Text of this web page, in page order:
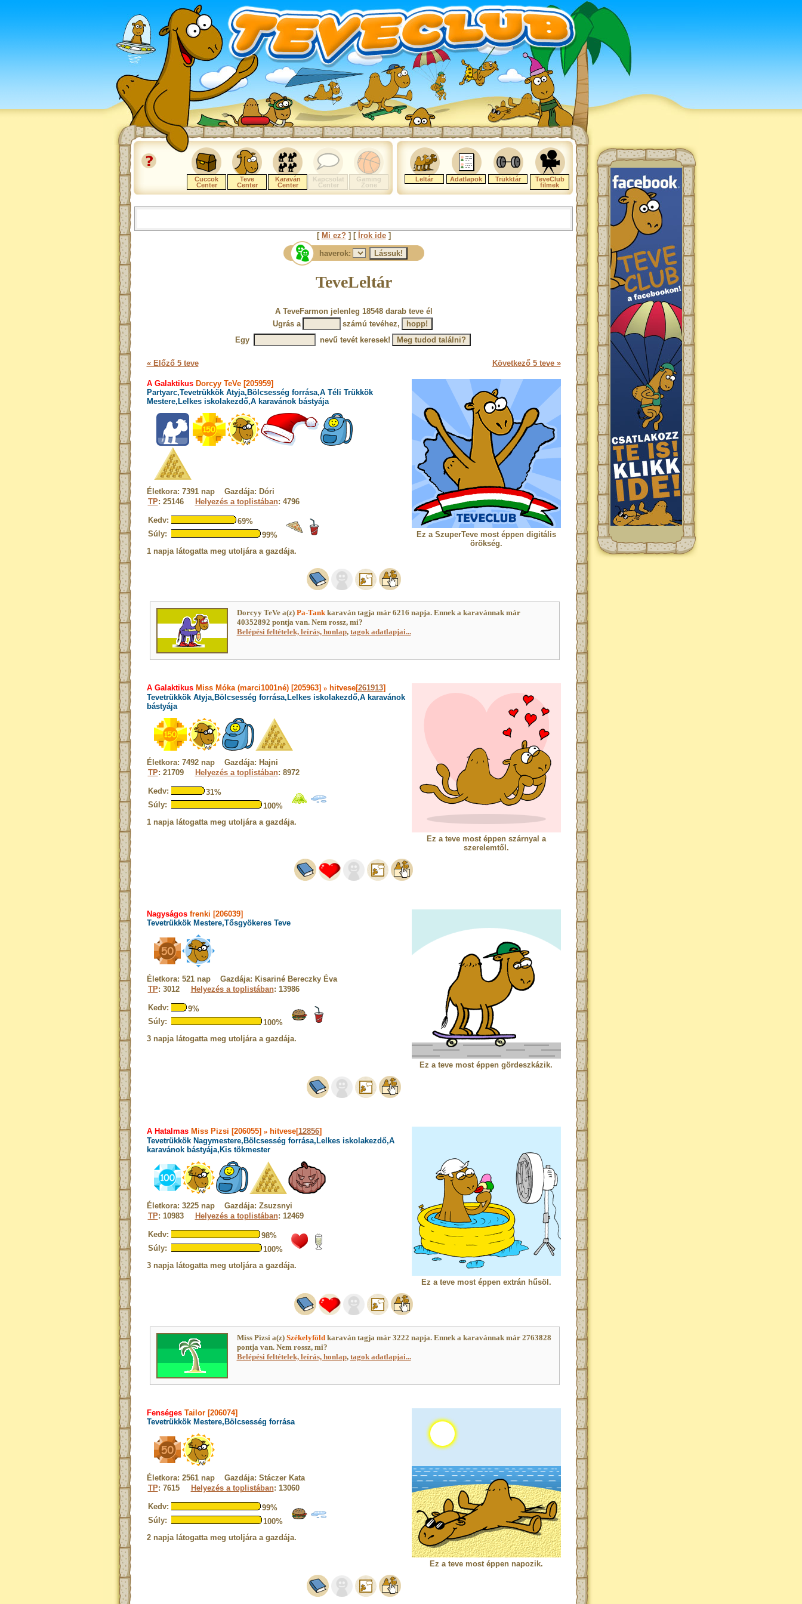
Cuccok
Center
Teve
Center
Karaván
Center
Kapcsolat
Center
Gaming
Zone
Leltár Adatlapok Trükktár
TeveClub
filmek
[ Mi ez?] [ Írok ide]
haverok:
TeveLeltár
A TeveFarmon jelenleg 18548 darab teve él
Ugrás a
számú tevéhez,
Egy
nevű tevét keresek!
« Előző 5 teve Következő 5 teve »
A GalaktikusDorcyy TeVe [205959]
Partyarc,Tevetrükkök Atyja,Bölcsesség forrása,A Téli Trükkök
Mestere,Lelkes iskolakezdő,A karavánok bástyája
Életkora: 7391 nap Gazdája: Dóri
TP: 25146 Helyezés a toplistában: 4796
Kedv:
69%
Súly:
99%
1 napja látogatta meg utoljára a gazdája.
Ez a SzuperTeve most éppen digitális
örökség.
Dorcyy TeVe a(z) Pa-Tankkaraván tagja már 6216 napja. Ennek a karavánnak már
40352892 pontja van. Nem rossz, mi?
Belépési feltételek, leírás, honlap, tagok adatlapjai...
A GalaktikusMiss Móka (marci1001né) [205963] » hitvese[261913]
Tevetrükkök Atyja,Bölcsesség forrása,Lelkes iskolakezdő,A karavánok
bástyája
Életkora: 7492 nap Gazdája: Hajni
TP: 21709 Helyezés a toplistában: 8972
Kedv:
31%
Súly:
100%
1 napja látogatta meg utoljára a gazdája.
Ez a teve most éppen szárnyal a
szerelemtől.
Nagyságosfrenki [206039]
Tevetrükkök Mestere,Tősgyökeres Teve
Életkora: 521 nap Gazdája: Kisariné Bereczky Éva
TP: 3012 Helyezés a toplistában: 13986
Kedv:
9%
Súly:
100%
3 napja látogatta meg utoljára a gazdája.
Ez a teve most éppen gördeszkázik.
A HatalmasMiss Pizsi [206055] » hitvese[12856]
Tevetrükkök Nagymestere,Bölcsesség forrása,Lelkes iskolakezdő,A
karavánok bástyája,Kis tökmester
Életkora: 3225 nap Gazdája: Zsuzsnyi
TP: 10983 Helyezés a toplistában: 12469
Kedv:
98%
Súly:
100%
3 napja látogatta meg utoljára a gazdája.
Ez a teve most éppen extrán hűsöl.
Miss Pizsi a(z) Székelyföldkaraván tagja már 3222 napja. Ennek a karavánnak már 2763828
pontja van. Nem rossz, mi?
Belépési feltételek, leírás, honlap, tagok adatlapjai...
FenségesTailor [206074]
Tevetrükkök Mestere,Bölcsesség forrása
Életkora: 2561 nap Gazdája: Stáczer Kata
TP: 7615 Helyezés a toplistában: 13060
Kedv:
99%
Súly:
100%
2 napja látogatta meg utoljára a gazdája.
Ez a teve most éppen napozik.